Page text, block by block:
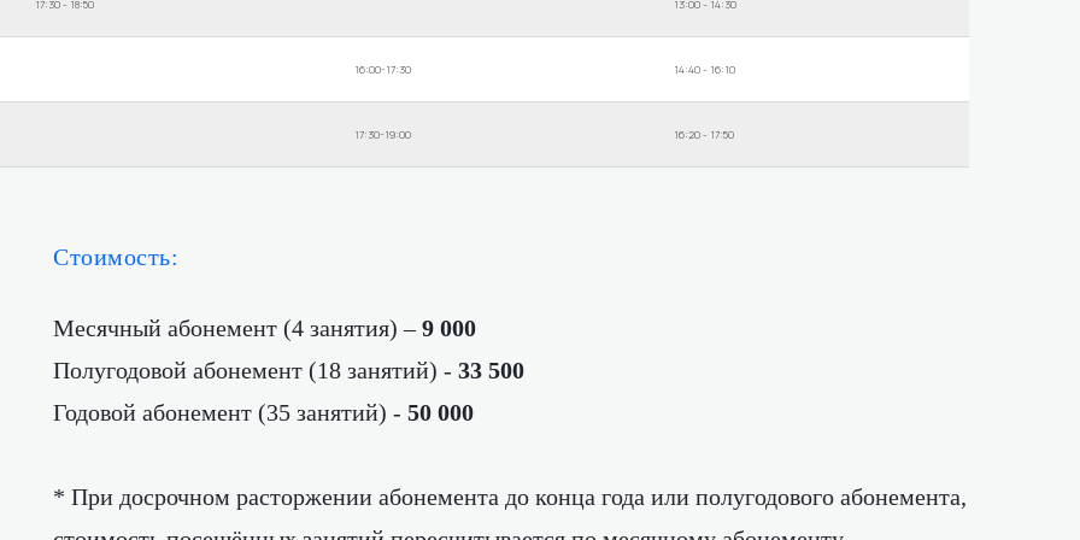
17:30 - 18:50 13:00 - 14:30
16:00-17:30 14:40 - 16:10
17:30-19:00 16:20 - 17:50
Стоимость:
Месячный абонемент (4 занятия) –9 000
Полугодовой абонемент (18 занятий) - 33 500
Годовой абонемент (35 занятий) - 50 000
* При досрочном расторжении абонемента до конца года или полугодового абонемента,